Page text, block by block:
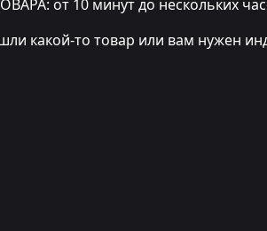
от 10 минут до нескольких
какой-то товар или вам нужен